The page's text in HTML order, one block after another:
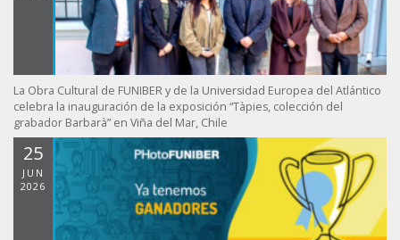
La Obra Cultural de FUNIBER y de la Universidad Europea del Atlántico
celebra la inauguración de la exposición “Tàpies, colección del
grabador Barbarà” en Viña del Mar, Chile
25
JUN
2026